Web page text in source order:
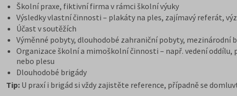
Školní praxe, fiktivní firma v rámci školní výuky
Výsledky vlastní činnosti – plakáty na ples, zajímavý referát,
Účast v soutěžích
Výměnné pobyty, dlouhodobé zahraniční pobyty,
Organizace školní a mimoškolní činnosti – např. vedení
nebo plesu
Dlouhodobé brigády
Tip: U praxí i brigád si vždy zajistěte reference, případně se